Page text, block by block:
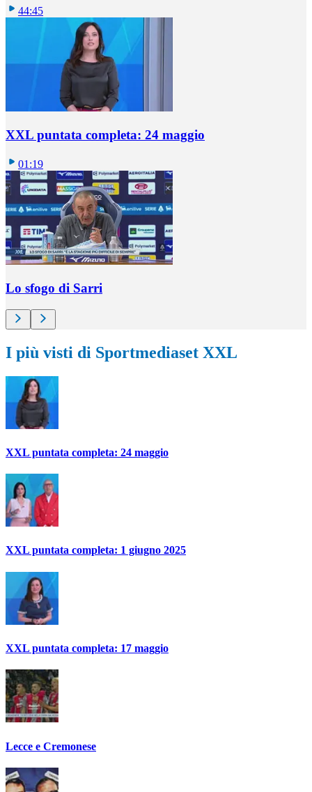
44:45
XXL puntata completa: 24 maggio
01:19
Lo sfogo di Sarri
I più visti di Sportmediaset XXL
XXL puntata completa: 24 maggio
XXL puntata completa: 1 giugno 2025
XXL puntata completa: 17 maggio
Lecce e Cremonese